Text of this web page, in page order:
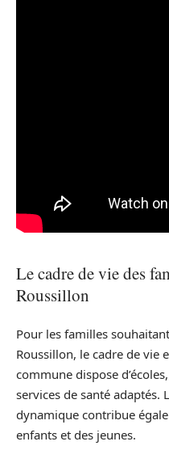
Le cadre de vie des
Roussillon
Pour les familles
Roussillon, le cadre de vie
commune dispose
services de santé adaptés.
dynamique contribue
enfants et des jeunes.